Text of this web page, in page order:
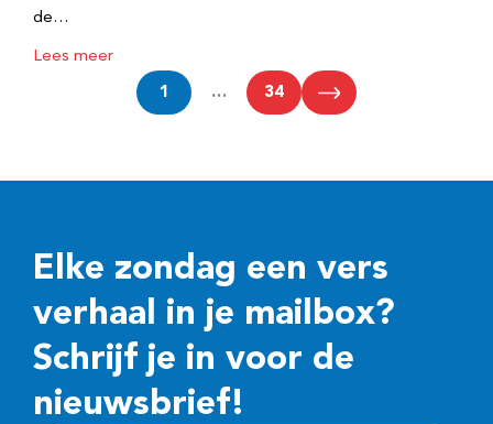
de…
Lees meer
1 … 34
Elke zondag een vers
verhaal in je mailbox?
Schrijf je in voor de
nieuwsbrief!